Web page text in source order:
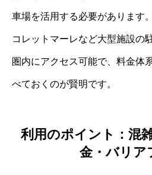
車場を活用する必要があります
コレットマーレなど大型施設の
圏内にアクセス可能で、料金体
べておくのが賢明です。
利用のポイント：混
金・バリア